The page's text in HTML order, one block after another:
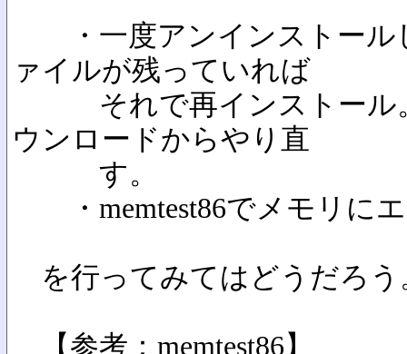
・一度アンインストール
ァイルが残っていれば
それで再インストール。
ウンロードからやり直
す。
・memtest86でメモリに
を行ってみてはどうだろう
【参考：memtest86】